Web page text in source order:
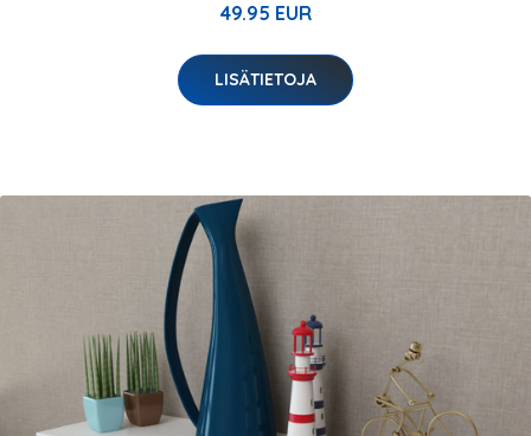
49.95 EUR
LISÄTIETOJA